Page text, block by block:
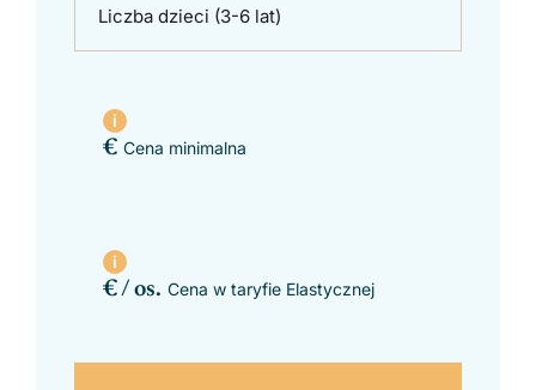
Liczba dzieci (3-6 lat)
€ Cena minimalna
€ / os. Cena w taryfie Elastycznej